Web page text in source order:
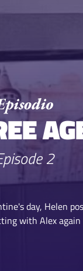
2
day, Helen
with Alex again